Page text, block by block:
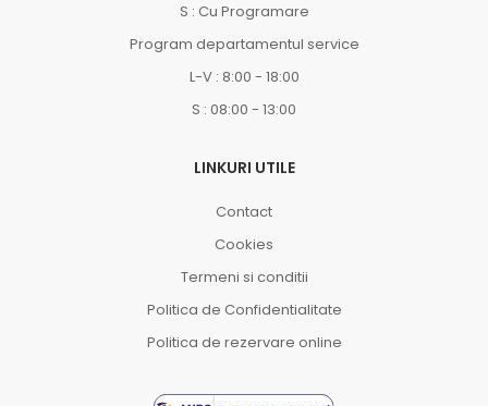
S : Cu Programare
Program departamentul service
L-V : 8:00 - 18:00
S : 08:00 - 13:00
LINKURI UTILE
Contact
Cookies
Termeni si conditii
Politica de Confidentialitate
Politica de rezervare online